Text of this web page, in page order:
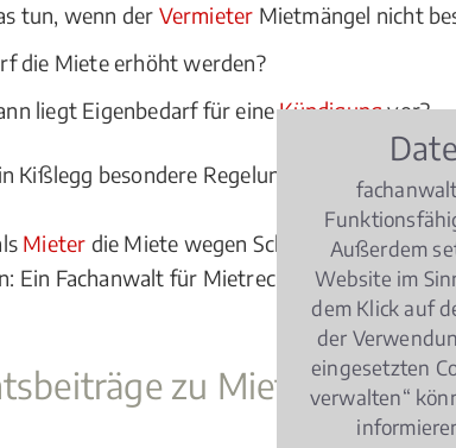
tun, wenn der Vermieter Mietmängel nicht
die Miete erhöht werden?
liegt Eigenbedarf für eineKündigungvor?
Kißlegg besondere Regelungen im Hinblick
Mieter die Miete wegen Schimmel mindern
Ein Fachanwalt für Mietrecht in Kißlegg ist
zu Mietrecht
Außerdem
Website im
dem Klick auf
der
eingesetzten
verwalten“